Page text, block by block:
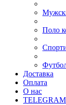
Поло
Доставка
Оплата
О нас
TELEGRAM